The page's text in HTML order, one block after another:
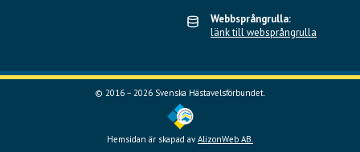
Webbsprångrulla:
länk till websprångrulla
© 2016 – 2026 Svenska Hästavelsförbundet.
Hemsidan är skapad av AlizonWeb AB.